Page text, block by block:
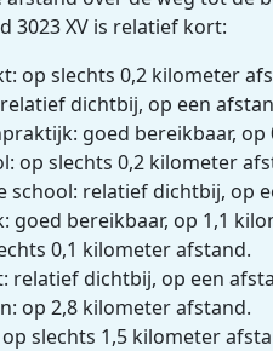
3023 XV is relatief kort:
op slechts 0,2 kilometer
dichtbij, op een
goed bereikbaar, op
op slechts 0,2 kilometer
school: relatief dichtbij, op
goed bereikbaar, op 1,1
0,1 kilometer afstand.
relatief dichtbij, op een
op 2,8 kilometer afstand.
slechts 1,5 kilometer